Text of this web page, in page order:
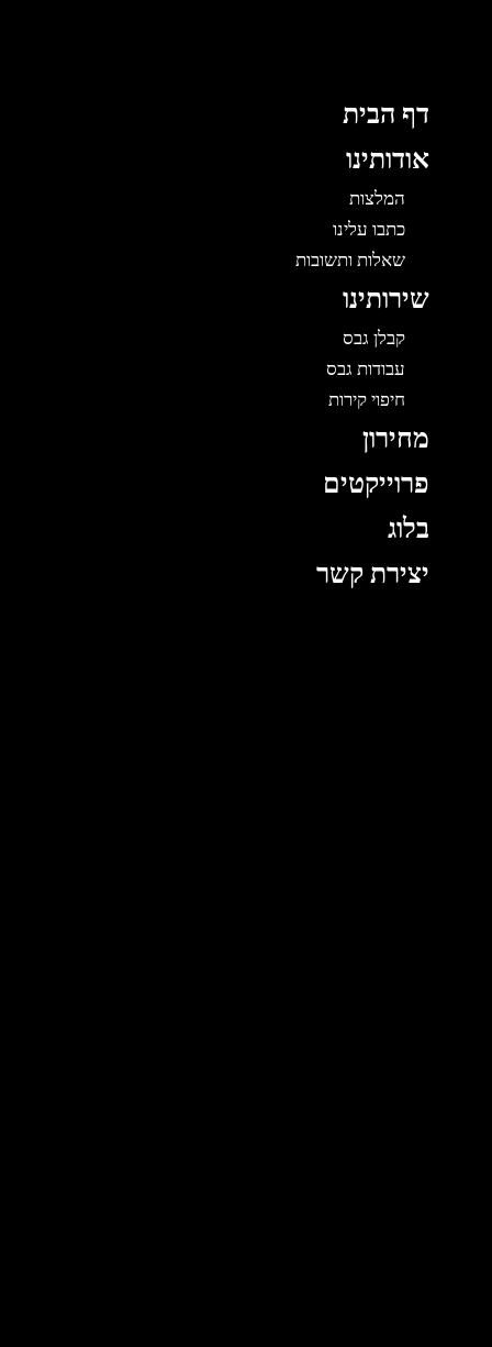
דף הבית
אודותינו
המלצות
כתבו עלינו
שאלות ותשובות
שירותינו
קבלן גבס
עבודות גבס
חיפוי קירות
מחירון
פרוייקטים
בלוג
יצירת קשר